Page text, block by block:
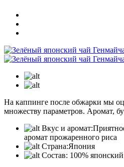
На каппинге после обжарки мы
множеству параметров. Аромат,
Вкус и аромат:
аромат прожаренного риса
Страна:Япония
Состав: 100%